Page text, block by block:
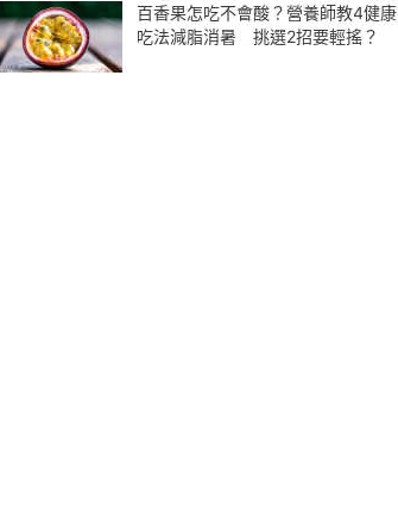
百香果怎吃不會酸？營養師教4健康
吃法減脂消暑 挑選2招要輕搖？